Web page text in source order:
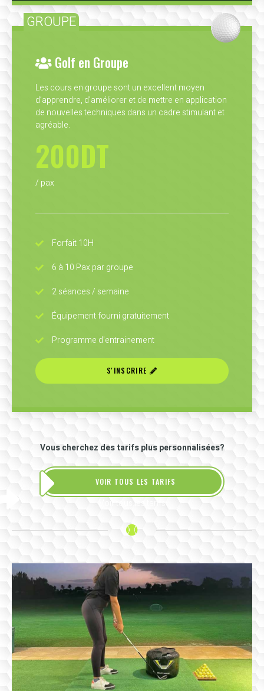
GROUPE
Golf en Groupe
Les cours en groupe sont un excellent moyen
d’apprendre, d'améliorer et de mettre en application
de nouvelles techniques dans un cadre stimulant et
agréable.
200DT
/ pax
Forfait 10H
6 à 10 Pax par groupe
2 séances / semaine
Équipement fourni gratuitement
Programme d'entrainement
S'INSCRIRE
Vous cherchez des tarifs plus personnalisées?
VOIR TOUS LES TARIFS